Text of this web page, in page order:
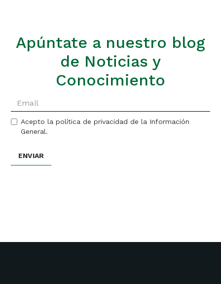
Apúntate a nuestro blog
de Noticias y
Conocimiento
Acepto la política de privacidad de la Información
General.